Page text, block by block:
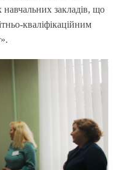
навчальних закладів, що
кваліфікаційним